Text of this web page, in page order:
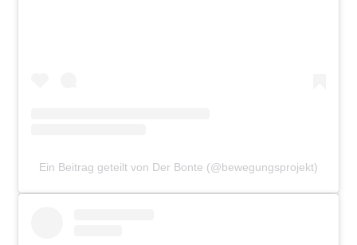
Ein Beitrag geteilt von Der Bonte (@bewegungsprojekt)